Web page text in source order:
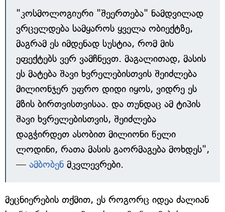
"კოსმოლოგიური "შეერთება" ნამდვილად
ვრცელდება სამყაროს ყველა ობიექტზე,
მაგრამ ეს იმდენად სუსტია, რომ მის
ეფექტებს ვერ ვამჩნევთ. მაგალითად, მასის
ეს მატება შავი ხვრელებისთვის შეიძლება
მილიონჯერ უფრო დიდი იყოს, ვიდრე ეს
მზის ბირთვისთვისაა. და თუნდაც ამ ტიპის
შავი ხვრელებისთვის, შეიძლება
დაგჭირდეთ ასობით მილიონი წელი
ლოდინი, რათა მასის გაორმაგება მოხდეს",
— ამბობენ მკვლევრები.
მეცნიერების თქმით, ეს როგორც იდეა ძალიან